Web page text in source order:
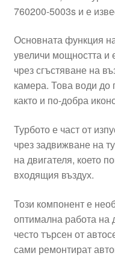
760200-5003s и е
Основната функция
увеличи мощността и
чрез сгъстяване на
камера. Това води до
както и по-добра
Турбото е част от
чрез задвижване на
на двигателя, което
входящия въздух.
Този компонент е
оптимална работа на
често търсен от
сами ремонтират